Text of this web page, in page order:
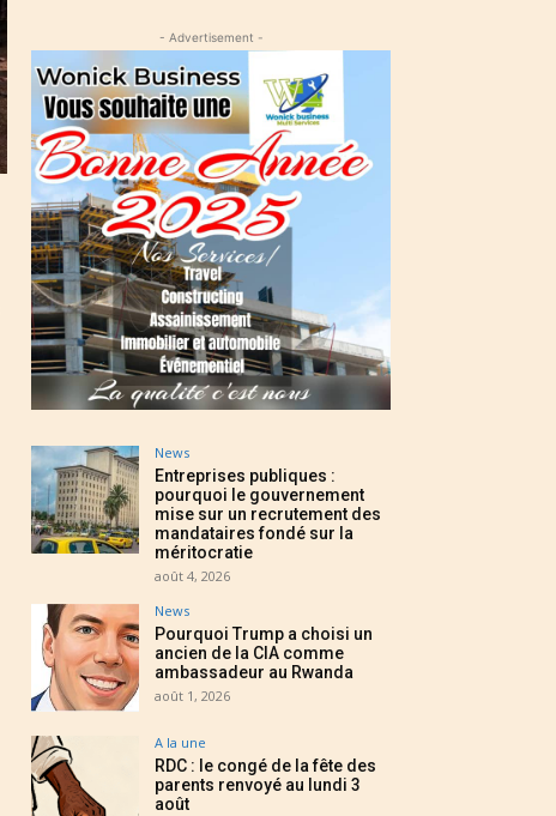
- Advertisement -
News
Entreprises publiques :
pourquoi le gouvernement
mise sur un recrutement des
mandataires fondé sur la
méritocratie
août 4, 2026
News
Pourquoi Trump a choisi un
ancien de la CIA comme
ambassadeur au Rwanda
août 1, 2026
A la une
RDC : le congé de la fête des
parents renvoyé au lundi 3
août